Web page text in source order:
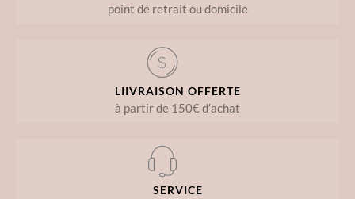
point de retrait ou domicile
LIIVRAISON OFFERTE
à partir de 150€ d’achat
SERVICE